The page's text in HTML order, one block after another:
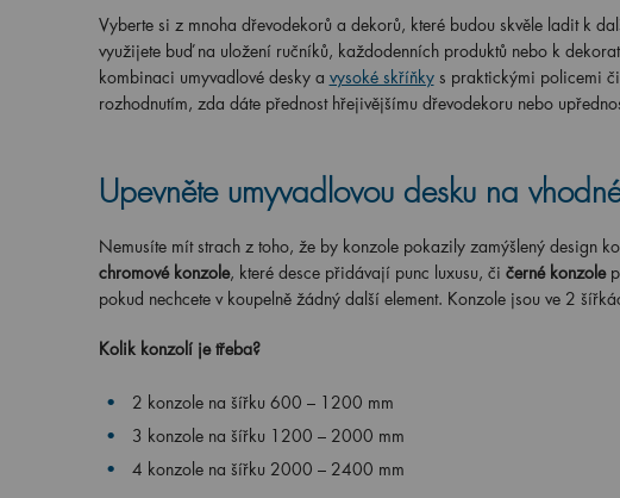
Vyberte si z mnoha dřevodekorů a dekorů, které budou skvěle ladit k
využijete buď na uložení ručníků, každodenních produktů nebo k
kombinaci umyvadlové desky a vysoké skříňkys praktickými policemi či
rozhodnutím, zda dáte přednost hřejivějšímu dřevodekoru nebo
Upevněte umyvadlovou desku na
Nemusíte mít strach z toho, že by konzole pokazily zamýšlený design
chromové konzole, které desce přidávají punc luxusu, či černé konzole
pokud nechcete v koupelně žádný další element. Konzole jsou ve 2
Kolik konzolí je třeba?
2 konzole na šířku 600 – 1200 mm
3 konzole na šířku 1200 – 2000 mm
4 konzole na šířku 2000 – 2400 mm